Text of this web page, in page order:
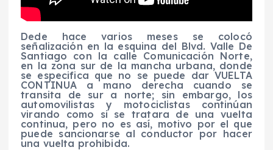
Dede hace varios meses se colocó
señalización en la esquina del Blvd. Valle De
Santiago con la calle Comunicación Norte,
en la zona sur de la mancha urbana, donde
se especifica que no se puede dar VUELTA
CONTINUA a mano derecha cuando se
transita de sur a norte; sin embargo, los
automovilistas y motociclistas continúan
virando como si se tratara de una vuelta
continua, pero no es así, motivo por el que
puede sancionarse al conductor por hacer
una vuelta prohibida.